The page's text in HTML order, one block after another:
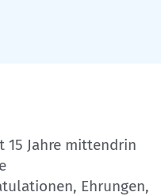
15 Jahre mittendrin
Ehrungen,